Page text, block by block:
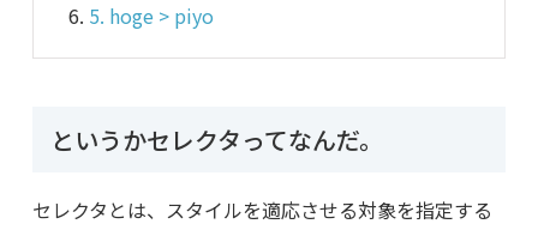
5. hoge > piyo
というかセレクタってなんだ。
セレクタとは、スタイルを適応させる対象を指定する